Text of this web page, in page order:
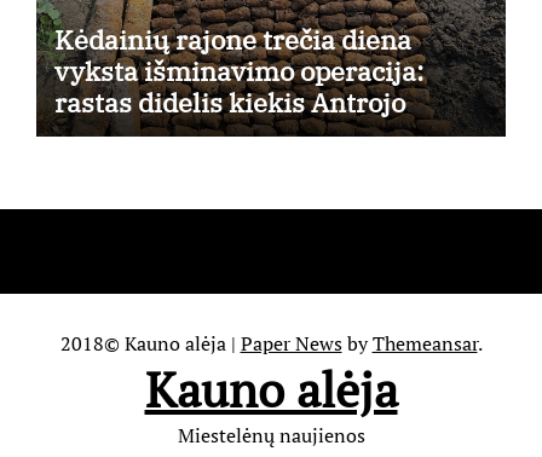
Kėdainių rajone trečia diena
vyksta išminavimo operacija:
rastas didelis kiekis Antrojo
pasaulinio karo laikų standartinės
2018© Kauno alėja | Paper NewsbyThemeansar.
Kauno alėja
Miestelėnų naujienos